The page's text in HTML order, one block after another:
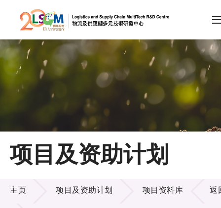
跳到内容（按回车键）
会员登录
A A EN 繁 简
主页
关于LSCM
技术商品化
项目及资助计划
项目及资助计划
主页 项目及资助计划 项目资料库 返